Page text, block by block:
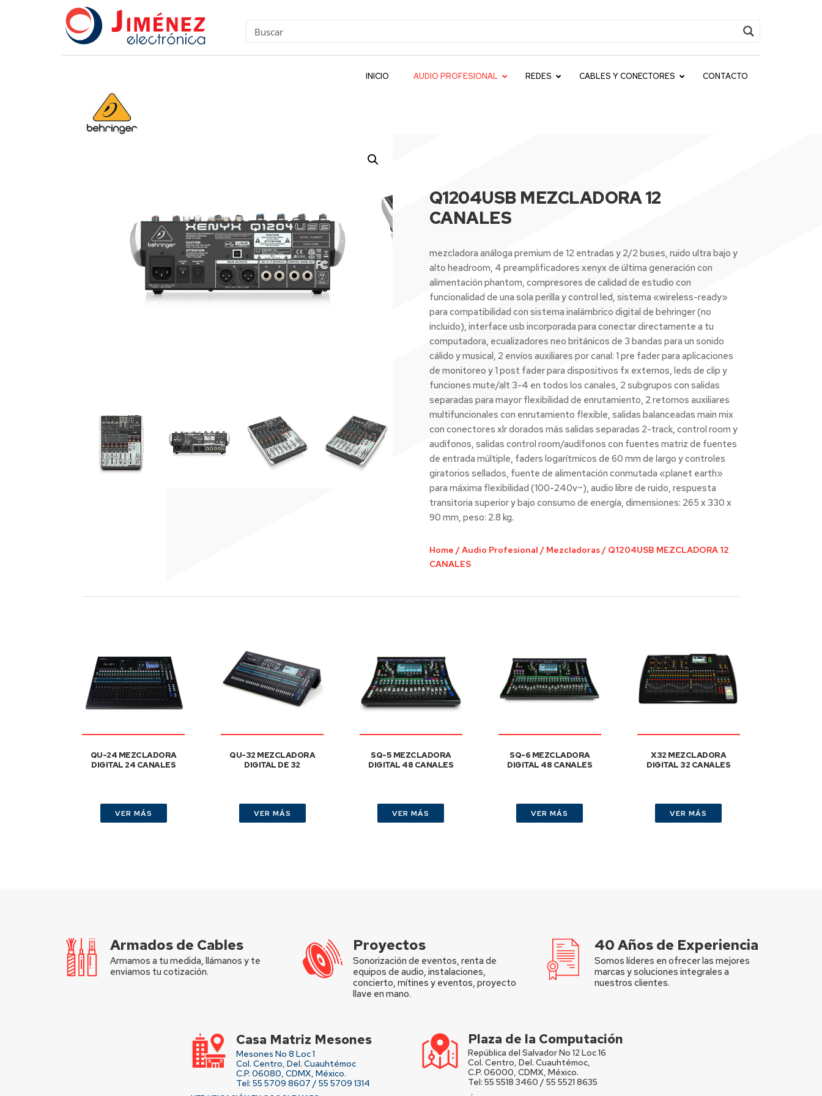
INICIO AUDIO PROFESIONAL REDES CABLES Y CONECTORES CONTACTO
Q1204USB MEZCLADORA 12
CANALES
mezcladora análoga premium de 12 entradas y 2/2 buses, ruido ultra bajo y
alto headroom, 4 preamplificadores xenyx de última generación con
alimentación phantom, compresores de calidad de estudio con
funcionalidad de una sola perilla y control led, sistema «wireless-ready»
para compatibilidad con sistema inalámbrico digital de behringer (no
incluido), interface usb incorporada para conectar directamente a tu
computadora, ecualizadores neo británicos de 3 bandas para un sonido
cálido y musical, 2 envíos auxiliares por canal: 1 pre fader para aplicaciones
de monitoreo y 1 post fader para dispositivos fx externos, leds de clip y
funciones mute/alt 3-4 en todos los canales, 2 subgrupos con salidas
separadas para mayor flexibilidad de enrutamiento, 2 retornos auxiliares
multifuncionales con enrutamiento flexible, salidas balanceadas main mix
con conectores xlr dorados más salidas separadas 2-track, control room y
audífonos, salidas control room/audífonos con fuentes matriz de fuentes
de entrada múltiple, faders logarítmicos de 60 mm de largo y controles
giratorios sellados, fuente de alimentación conmutada «planet earth»
para máxima flexibilidad (100-240v~), audio libre de ruido, respuesta
transitoria superior y bajo consumo de energía, dimensiones: 265 x 330 x
90 mm, peso: 2.8 kg.
Home /Audio Profesional / Mezcladoras/ Q1204USB MEZCLADORA 12
CANALES
QU-24 MEZCLADORA
DIGITAL 24 CANALES
VER MÁS
QU-32 MEZCLADORA
DIGITAL DE 32
VER MÁS
SQ-5 MEZCLADORA
DIGITAL 48 CANALES
VER MÁS
SQ-6 MEZCLADORA
DIGITAL 48 CANALES
VER MÁS
X32 MEZCLADORA
DIGITAL 32 CANALES
VER MÁS
Armados de Cables
Armamos a tu medida, llámanos y te
enviamos tu cotización.
Proyectos
Sonorización de eventos, renta de
equipos de audio, instalaciones,
concierto, mítines y eventos, proyecto
llave en mano.
40 Años de Experiencia
Somos líderes en ofrecer las mejores
marcas y soluciones integrales a
nuestros clientes.
Casa Matriz Mesones
Mesones No 8 Loc 1
Col. Centro, Del. Cuauhtémoc
C.P. 06080, CDMX, México.
Tel: 55 5709 8607 / 55 5709 1314
Plaza de la Computación
República del Salvador No 12 Loc 16
Col. Centro, Del. Cuauhtémoc,
C.P. 06000, CDMX, México.
Tel: 55 5518 3460 / 55 5521 8635